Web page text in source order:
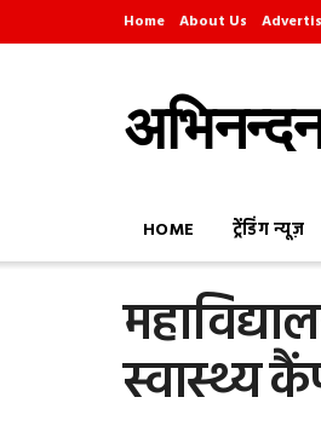
Home About Us
HOME ट्रेंडिंग न्यूज़
स्वास्थ्य